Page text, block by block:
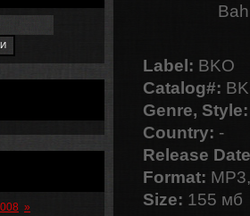
»
Label: BKO
Catalog#:
Genre, Style:
Country: -
Release
Format:
Size: 155 мб